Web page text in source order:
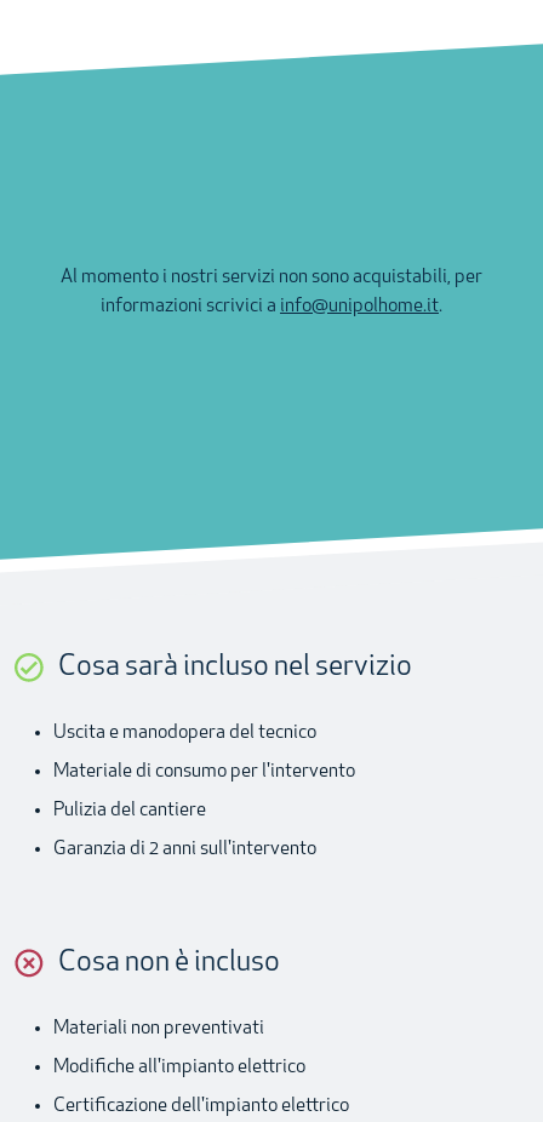
Al momento i nostri servizi non sono acquistabili, per
informazioni scrivici a info@unipolhome.it.
Cosa sarà incluso nel servizio
Uscita e manodopera del tecnico
Materiale di consumo per l'intervento
Pulizia del cantiere
Garanzia di 2 anni sull'intervento
Cosa non è incluso
Materiali non preventivati
Modifiche all'impianto elettrico
Certificazione dell'impianto elettrico